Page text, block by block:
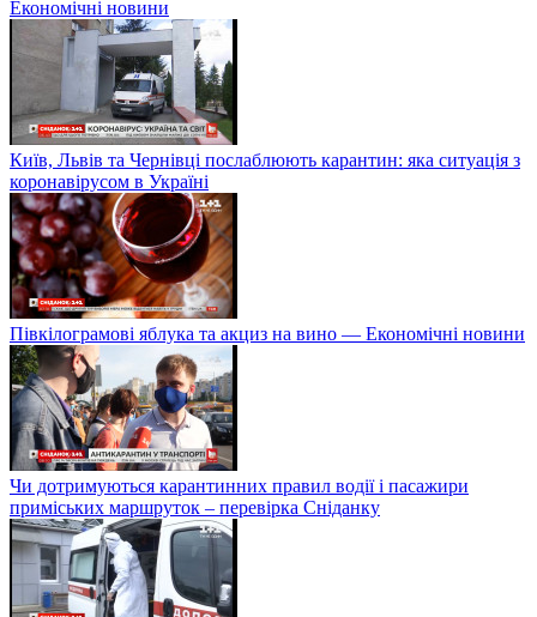
Економічні новини
Київ, Львів та Чернівці послаблюють карантин: яка ситуація з
коронавірусом в Україні
Півкілограмові яблука та акциз на вино — Економічні новини
Чи дотримуються карантинних правил водії і пасажири
приміських маршруток – перевірка Сніданку